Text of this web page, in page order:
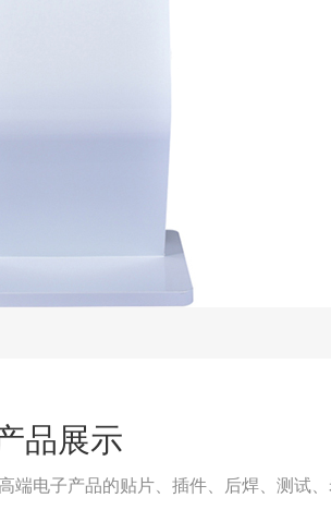
品展示
端电子产品的贴片、插件、后焊、测试